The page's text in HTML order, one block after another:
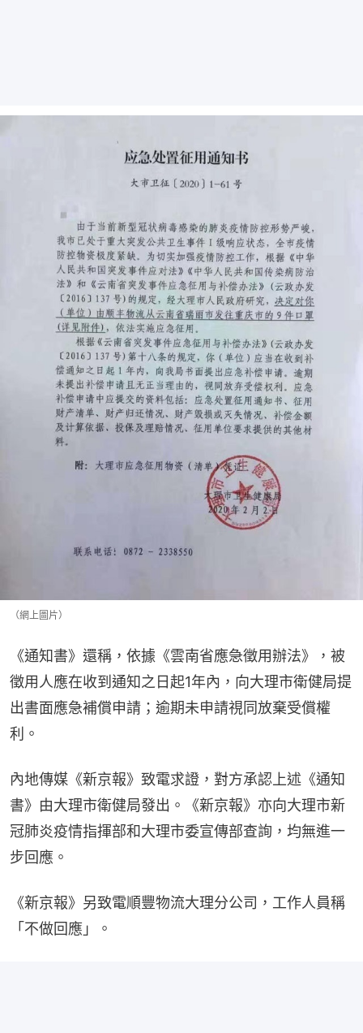
（網上圖片）
《通知書》還稱，依據《雲南省應急徵用辦法》，被
徵用人應在收到通知之日起1年內，向大理市衛健局提
出書面應急補償申請；逾期未申請視同放棄受償權
利。
內地傳媒《新京報》致電求證，對方承認上述《通知
書》由大理市衛健局發出。《新京報》亦向大理市新
冠肺炎疫情指揮部和大理市委宣傳部查詢，均無進一
步回應。
《新京報》另致電順豐物流大理分公司，工作人員稱
「不做回應」。